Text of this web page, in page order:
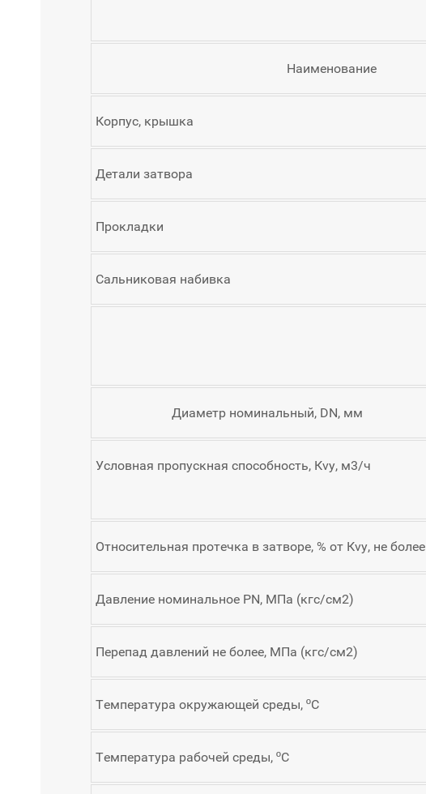
Наименование
Корпус, крышка
Детали затвора
Прокладки
Сальниковая набивка
Диаметр номинальный, DN, мм
Условная пропускная способность, Кvу, м3/ч
Относительная протечка в затворе, % от Кvу, не более
Давление номинальное РN, МПа (кгс/см2)
Перепад давлений не более, МПа (кгс/см2)
Температура окружающей среды, ºС
Температура рабочей среды, ºС